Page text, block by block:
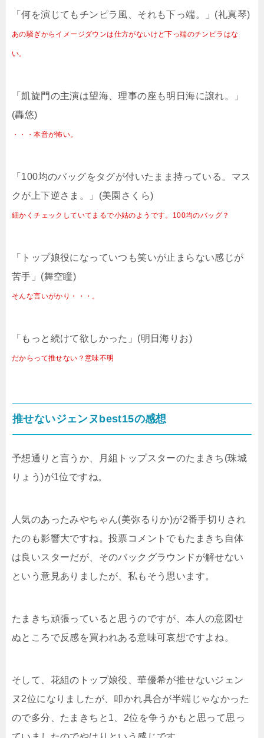
「何を演じてもチンピラ風、それも下っ端。」(礼真琴)
あの騒ぎからイメージダウンは仕方がないけど下っ端のチンピラはな
い。
「凱旋門の主演は望海、理事の座も明日海に譲れ。」
(轟悠)
・・・本音が怖い。
「100均のバッグをタグが付いたまま持っている。マス
クが上下逆さま。」(美園さくら)
細かくチェックしていてまるで小姑のようです。100均のバッグ？
「トップ娘役になっていつも笑いが止まらない感じが
苦手」(舞空瞳)
そんな言いがかり・・・。
「もっと続けて欲しかった」(明日海りお)
だからって推せない？意味不明
推せないジェンヌbest15の感想
予想通りと言うか、月組トップスターのたまきち(珠城
りょう)が1位ですね。
人気のあったみやちゃん(美弥るりか)が2番手切りされ
たのも影響大ですね。投票コメントでもたまきち自体
は良いスターだが、そのバックグラウンドが解せない
という意見ありましたが、私もそう思います。
たまきち頑張っていると思うのですが、本人の意図せ
ぬところで反感を買われある意味可哀想ですよね。
そして、花組のトップ娘役、華優希が推せないジェン
ヌ2位になりましたが、叩かれ具合が半端じゃなかった
ので多分、たまきちと1、2位を争うかもと思って思っ